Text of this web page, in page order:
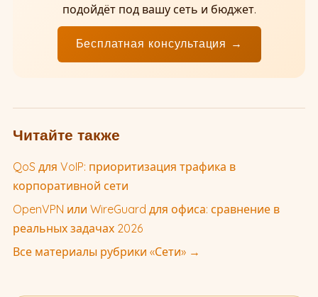
подойдёт под вашу сеть и бюджет.
Бесплатная консультация →
Читайте также
QoS для VoIP: приоритизация трафика в
корпоративной сети
OpenVPN или WireGuard для офиса: сравнение в
реальных задачах 2026
Все материалы рубрики «Сети» →